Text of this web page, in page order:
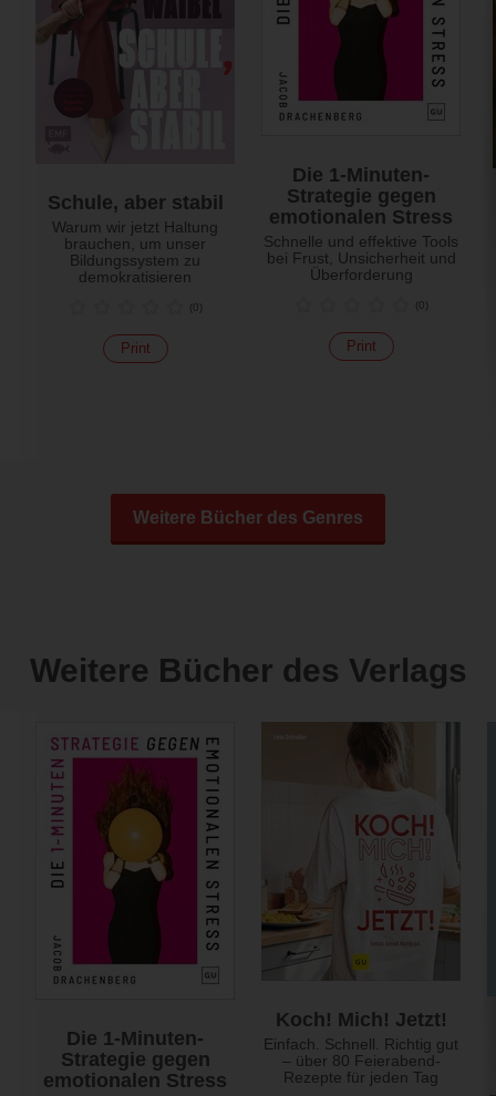
Schule, aber stabil
Warum wir jetzt Haltung
brauchen, um unser
Bildungssystem zu
demokratisieren
(0
Print
Die 1-Minuten-
Strategie gegen
emotionalen Stress
Schnelle und effektive Tools
bei Frust, Unsicherheit und
Überforderung
(0
Print
Weitere Bücher des Genres
Weitere Bücher des Verlags
Die 1-Minuten-
Strategie gegen
emotionalen Stress
Koch! Mich! Jetzt!
Einfach. Schnell. Richtig gut
– über 80 Feierabend-
Rezepte für jeden Tag